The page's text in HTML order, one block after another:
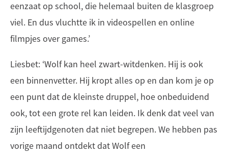
eenzaat op school, die helemaal buiten de klasgroep
viel. En dus vluchtte ik in videospellen en online
filmpjes over games.’
Liesbet: ‘Wolf kan heel zwart-witdenken. Hij is ook
een binnenvetter. Hij kropt alles op en dan kom je op
een punt dat de kleinste druppel, hoe onbeduidend
ook, tot een grote rel kan leiden. Ik denk dat veel van
zijn leeftijdgenoten dat niet begrepen. We hebben pas
vorige maand ontdekt dat Wolf een